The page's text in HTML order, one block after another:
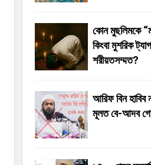
কোন মুছলিমকে
কিংবা মুশরিক
শরীয়তসম্মত?
আরিফ বিন হাবিব
মূলত বে-আদব